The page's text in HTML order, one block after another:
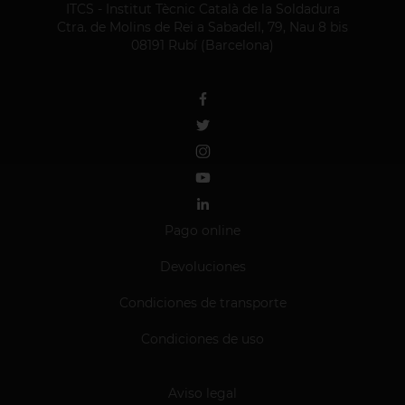
ITCS - Institut Tècnic Català de la Soldadura
Ctra. de Molins de Rei a Sabadell, 79, Nau 8 bis
08191 Rubí (Barcelona)
Pago online
Devoluciones
Condiciones de transporte
Condiciones de uso
Aviso legal